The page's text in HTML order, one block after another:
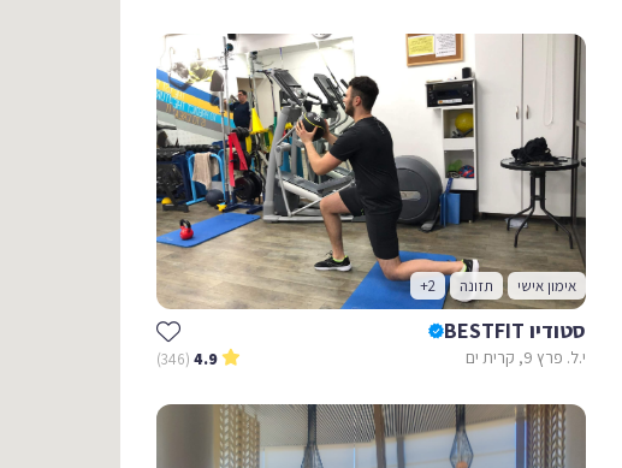
אימון אישי תזונה +2
סטודיו BESTFIT
י.ל. פרץ 9, קרית ים 4.9
(346)